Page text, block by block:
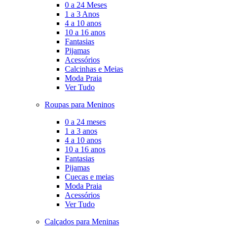
0 a 24 Meses
1 a 3 Anos
4 a 10 anos
10 a 16 anos
Fantasias
Pijamas
Acessórios
Calcinhas e Meias
Moda Praia
Ver Tudo
Roupas para Meninos
0 a 24 meses
1 a 3 anos
4 a 10 anos
10 a 16 anos
Fantasias
Pijamas
Cuecas e meias
Moda Praia
Acessórios
Ver Tudo
Calçados para Meninas